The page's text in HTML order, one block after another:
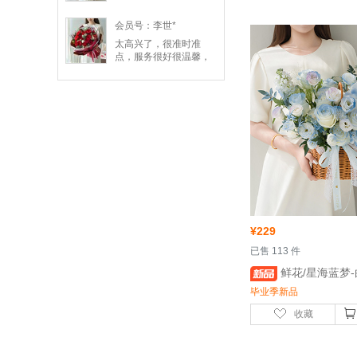
¥229
已售 113 件
鲜花/星海蓝梦-白色骄傲玫瑰11枝，喷泉
毕业季新品
收藏
会员号：李世*
太高兴了，很准时准
点，服务很好很温馨，